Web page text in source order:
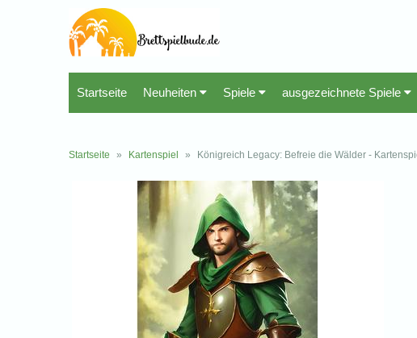
Startseite Neuheiten Spiele ausgezeichnete Spiele
Startseite » Kartenspiel » Königreich Legacy: Befreie die Wälder -